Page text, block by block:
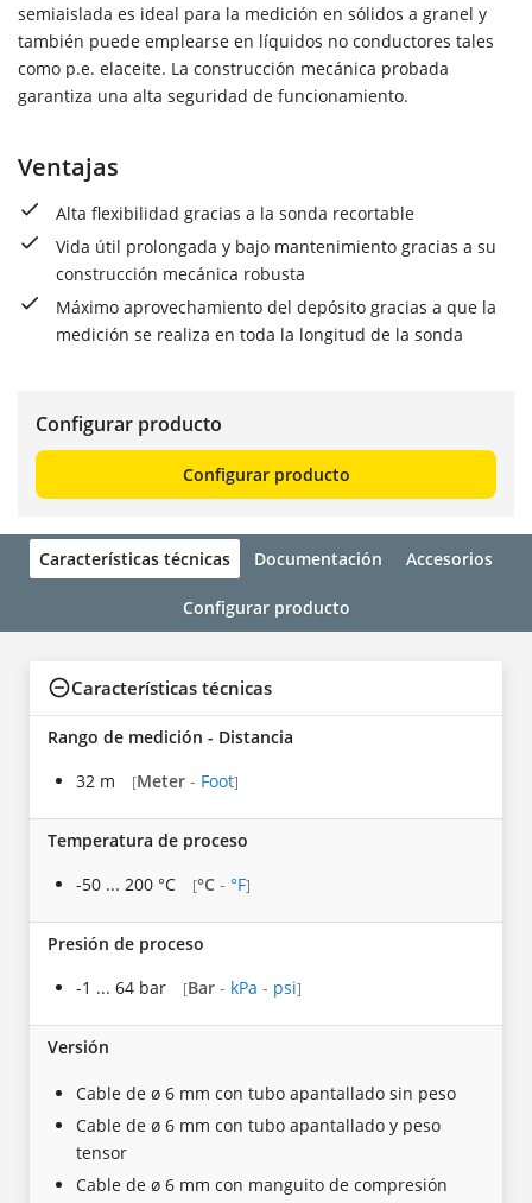
semiaislada es ideal para la medición en sólidos a granel y
también puede emplearse en líquidos no conductores tales
como p.e. elaceite. La construcción mecánica probada
garantiza una alta seguridad de funcionamiento.
Ventajas
Alta flexibilidad gracias a la sonda recortable
Vida útil prolongada y bajo mantenimiento gracias a su
construcción mecánica robusta
Máximo aprovechamiento del depósito gracias a que la
medición se realiza en toda la longitud de la sonda
Configurar producto
Configurar producto
Características técnicas Documentación Accesorios
Configurar producto
Características técnicas
Rango de medición - Distancia
32 m
[Meter - Foot]
Temperatura de proceso
-50 ... 200 °C
[°C - °F]
Presión de proceso
-1 ... 64 bar
[Bar - kPa - psi]
Versión
Cable de ø 6 mm con tubo apantallado sin peso
Cable de ø 6 mm con tubo apantallado y peso
tensor
Cable de ø 6 mm con manguito de compresión